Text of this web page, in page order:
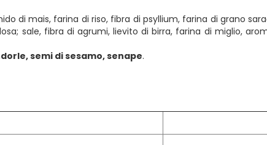
di mais, farina di riso, fibra di psyllium, farina di grano
sale, fibra di agrumi, lievito di birra, farina di miglio,
semi di sesamo, senape.